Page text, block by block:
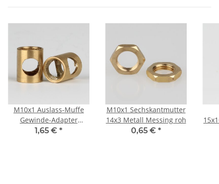
M10x1 Auslass-Muffe
Gewinde-Adapter
12x15mm Messing 2
1,65 € *
M10x1 Sechskantmutter
14x3 Metall Messing roh
0,65 € *